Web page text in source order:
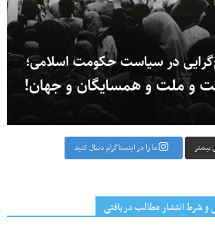
بیشتر ما را در اینستاگرام دنبال کنید
شرط انتشار مطالب دریافتی